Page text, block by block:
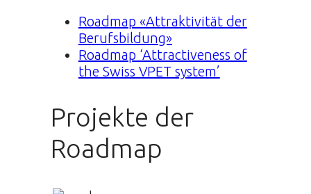
Roadmap «Attraktivität der
Berufsbildung»
Roadmap ‘Attractiveness of
the Swiss VPET system’
Projekte der
Roadmap